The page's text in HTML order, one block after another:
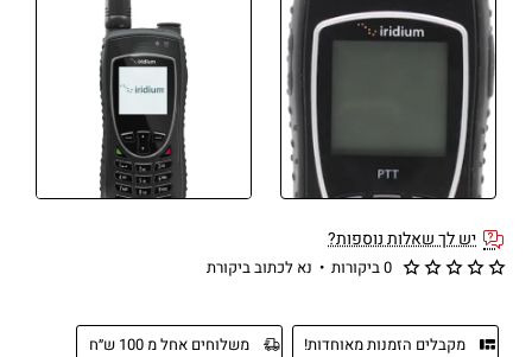
יש לך שאלות נוספות?
מקבלים הזמנות מאוחדות! משלוחים אחל מ 100 ש״ח
0 ביקורות • נא לכתוב ביקורת